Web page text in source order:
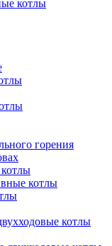
котлы
горения
котлы
котлы